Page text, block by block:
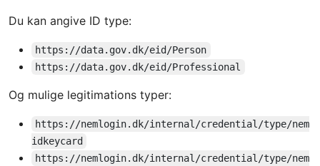
Du kan angive ID type:
https://data.gov.dk/eid/Person
https://data.gov.dk/eid/Professional
Og mulige legitimations typer:
https://nemlogin.dk/internal/credential/type/nem
idkeycard
https://nemlogin.dk/internal/credential/type/nem